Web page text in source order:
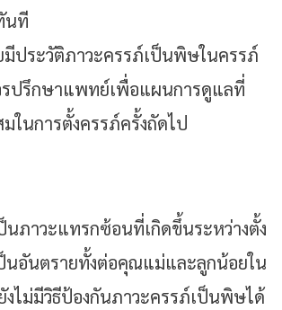
นที
มีประวัติภาวะครรภ์เป็นพิษในครรภ์
ปรึกษาแพทย์เพื่อแผนการดูแลที่
มในการตั้งครรภ์ครั้งถัดไป
ภาวะแทรกซ้อนที่เกิดขึ้นระหว่างตั้ง
นอันตรายทั้งต่อคุณแม่และลูกน้อยใน
งไม่มีวิธีป้องกันภาวะครรภ์เป็นพิษได้